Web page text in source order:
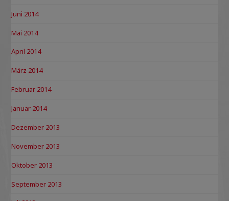
Juni 2014
Mai 2014
April 2014
März 2014
Februar 2014
Januar 2014
Dezember 2013
November 2013
Oktober 2013
September 2013